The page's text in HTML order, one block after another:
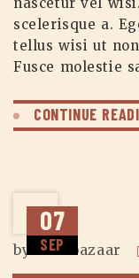
scelerisque a.
tellus wisi ut
Fusce molestie
CONTINUE
07
SEP
by zuzubazaar